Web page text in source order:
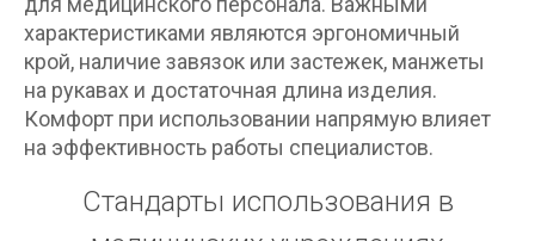
характеристиками являются эргономичный
крой, наличие завязок или застежек, манжеты
на рукавах и достаточная длина изделия.
Комфорт при использовании напрямую влияет
на эффективность работы специалистов.
Стандарты использования в